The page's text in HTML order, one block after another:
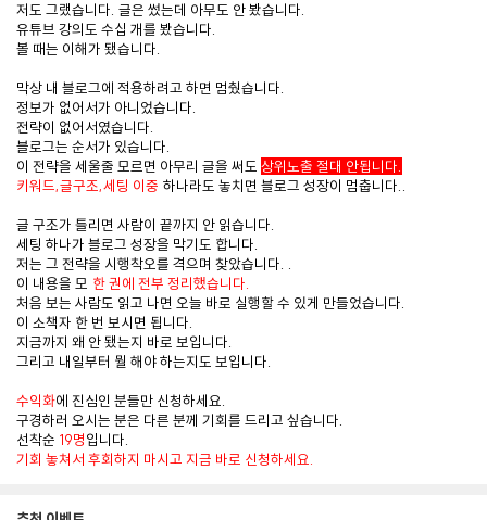
저도 그랬습니다. 글은 썼는데 아무도 안 봤습니다.
유튜브 강의도 수십 개를 봤습니다.
볼 때는 이해가 됐습니다.
막상 내 블로그에 적용하려고 하면 멈췄습니다.
정보가 없어서가 아니었습니다.
전략이 없어서였습니다.
블로그는 순서가 있습니다.
이 전략을 세울줄 모르면 아무리 글을 써도 상위노출 절대 안됩니다.
키워드,글구조,세팅 이중 하나라도 놓치면 블로그 성장이 멈춥니다..
글 구조가 틀리면 사람이 끝까지 안 읽습니다.
세팅 하나가 블로그 성장을 막기도 합니다.
저는 그 전략을 시행착오를 격으며 찾았습니다. .
이 내용을 모 한 권에 전부 정리했습니다.
처음 보는 사람도 읽고 나면 오늘 바로 실행할 수 있게 만들었습니다.
이 소책자 한 번 보시면 됩니다.
지금까지 왜 안 됐는지 바로 보입니다.
그리고 내일부터 뭘 해야 하는지도 보입니다.
수익화에 진심인 분들만 신청하세요.
구경하러 오시는 분은 다른 분께 기회를 드리고 싶습니다.
선착순 19명입니다.
기회 놓쳐서 후회하지 마시고 지금 바로 신청하세요.